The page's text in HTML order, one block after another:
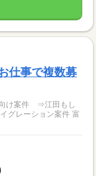
仕事で複数募
グレーション案件 富